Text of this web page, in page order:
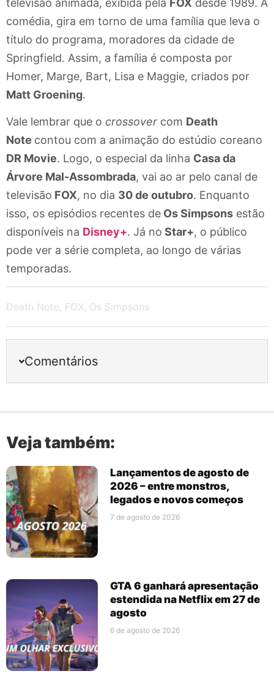
comédia, gira em torno de uma família que leva o
título do programa, moradores da cidade de
Springfield. Assim, a família é composta por
Homer, Marge, Bart, Lisa e Maggie, criados por
Matt Groening.
Vale lembrar que o crossover com Death
Note contou com a animação do estúdio coreano
DR Movie. Logo, o especial da linha Casa da
Árvore Mal-Assombrada, vai ao ar pelo canal de
televisão FOX, no dia 30 de outubro. Enquanto
isso, os episódios recentes de Os Simpsons estão
disponíveis na Disney+. Já no Star+, o público
pode ver a série completa, ao longo de várias
temporadas.
Death Note, FOX, Os Simpsons
Comentários
Veja também:
Lançamentos de agosto de
2026 – entre monstros,
legados e novos começos
7 de agosto de 2026
GTA 6 ganhará apresentação
estendida na Netflix em 27 de
agosto
6 de agosto de 2026